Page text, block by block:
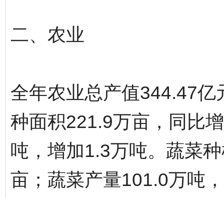
二、农业
全年农业总产值344.47
种面积221.9万亩，同比
吨，增加1.3万吨。蔬菜
亩；蔬菜产量101.0万吨